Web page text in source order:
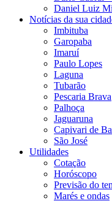
Daniel Luiz
Notícias da sua
Imbituba
Garopaba
Imaruí
Paulo Lopes
Laguna
Tubarão
Pescaria Brava
Palhoça
Jaguaruna
Capivari de
São José
Utilidades
Cotação
Horóscopo
Previsão do
Marés e ondas